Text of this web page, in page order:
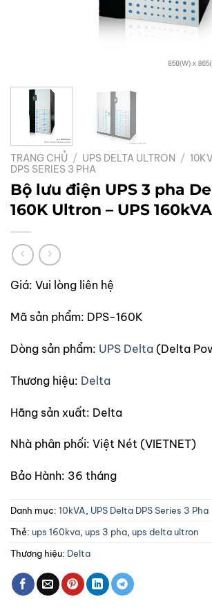
TRANG CHỦ / UPS DELTA ULTRON /
DPS SERIES 3 PHA
Bộ lưu điện UPS 3 pha
160K Ultron – UPS 160kVA
Giá: Vui lòng liên hệ
Mã sản phẩm: DPS-160K
Dòng sản phẩm: UPS Delta (Delta
Thương hiệu: Delta
Hãng sản xuất: Delta
Nhà phân phối: Việt Nét (VIETNET)
Bảo Hành: 36 tháng
Danh mục: 10kVA UPS Delta DPS Series 3 Pha
Thẻ: ups 160kva ups 3 pha ups delta ultron
Thương hiệu: Delta